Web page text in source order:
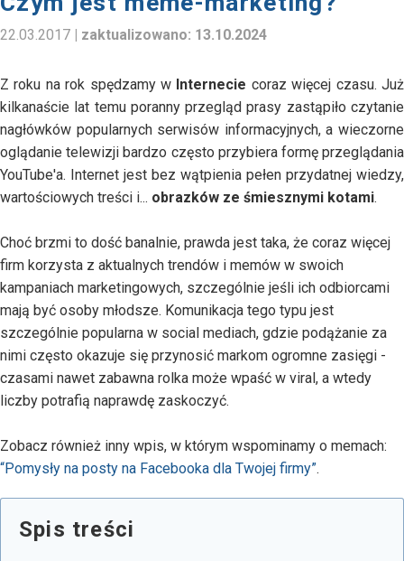
22.03.2017 | zaktualizowano: 13.10.2024
Z roku na rok spędzamy w Internecie coraz więcej czasu. Już
kilkanaście lat temu poranny przegląd prasy zastąpiło czytanie
nagłówków popularnych serwisów informacyjnych, a wieczorne
oglądanie telewizji bardzo często przybiera formę przeglądania
YouTube'a. Internet jest bez wątpienia pełen przydatnej wiedzy,
wartościowych treści i... obrazków ze śmiesznymi kotami.
Choć brzmi to dość banalnie, prawda jest taka, że coraz więcej
firm korzysta z aktualnych trendów i memów w swoich
kampaniach marketingowych, szczególnie jeśli ich odbiorcami
mają być osoby młodsze. Komunikacja tego typu jest
szczególnie popularna w social mediach, gdzie podążanie za
nimi często okazuje się przynosić markom ogromne zasięgi -
czasami nawet zabawna rolka może wpaść w viral, a wtedy
liczby potrafią naprawdę zaskoczyć.
Zobacz również inny wpis, w którym wspominamy o memach:
“Pomysły na posty na Facebooka dla Twojej firmy”.
Spis treści